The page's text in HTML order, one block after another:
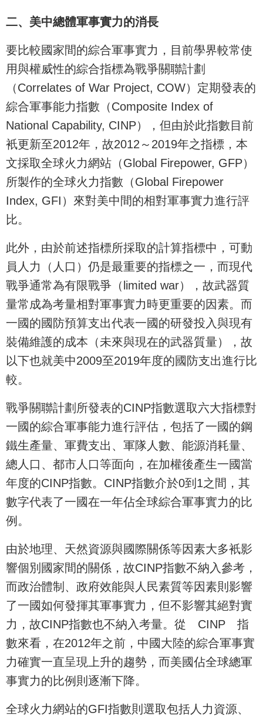
二、美中總體軍事實力的消長
要比較國家間的綜合軍事實力，目前學界較常使
用與權威性的綜合指標為戰爭關聯計劃
（Correlates of War Project, COW）定期發表的
綜合軍事能力指數（Composite Index of
National Capability, CINP），但由於此指數目前
衹更新至2012年，故2012～2019年之指標，本
文採取全球火力網站（Global Firepower, GFP）
所製作的全球火力指數（Global Firepower
Index, GFI）來對美中間的相對軍事實力進行評
比。
此外，由於前述指標所採取的計算指標中，可動
員人力（人口）仍是最重要的指標之一，而現代
戰爭通常為有限戰爭（limited war），故武器質
量常成為考量相對軍事實力時更重要的因素。而
一國的國防預算支出代表一國的研發投入與現有
裝備維護的成本（未來與現在的武器質量），故
以下也就美中2009至2019年度的國防支出進行比
較。
戰爭關聯計劃所發表的CINP指數選取六大指標對
一國的綜合軍事能力進行評估，包括了一國的鋼
鐵生產量、軍費支出、軍隊人數、能源消耗量、
總人口、都市人口等面向，在加權後產生一國當
年度的CINP指數。CINP指數介於0到1之間，其
數字代表了一國在一年佔全球綜合軍事實力的比
例。
由於地理、天然資源與國際關係等因素大多衹影
響個別國家間的關係，故CINP指數不納入參考，
而政治體制、政府效能與人民素質等因素則影響
了一國如何發揮其軍事實力，但不影響其絕對實
力，故CINP指數也不納入考量。從 CINP 指
數來看，在2012年之前，中國大陸的綜合軍事實
力確實一直呈現上升的趨勢，而美國佔全球總軍
事實力的比例則逐漸下降。
全球火力網站的GFI指數則選取包括人力資源、